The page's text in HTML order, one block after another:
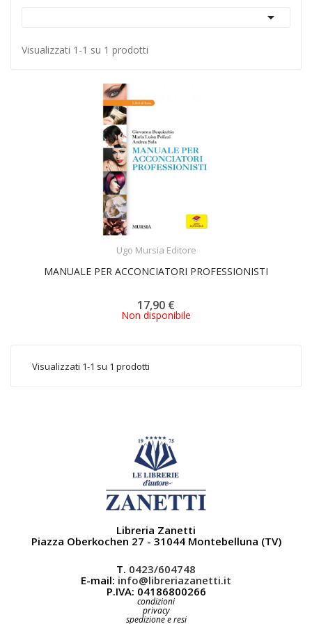

Visualizzati 1-1 su 1 prodotti
Ugo Mursia Editore
MANUALE PER ACCONCIATORI PROFESSIONISTI
17,90 €
Non disponibile
Visualizzati 1-1 su 1 prodotti
Libreria Zanetti
Piazza Oberkochen 27 - 31044 Montebelluna (TV)
T. 0423/604748
E-mail: info@libreriazanetti.it
P.IVA: 04186800266
condizioni
privacy
spedizione e resi